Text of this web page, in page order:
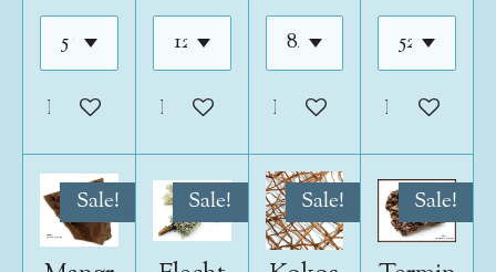
In den WarenkorbIn den WarenkorbIn den Warenkorb
In den
Sale! Sale! Sale! Sale!